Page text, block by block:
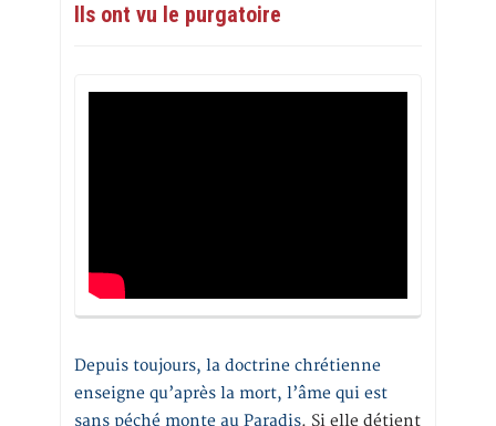
Ils ont vu le purgatoire
Depuis toujours, la doctrine chrétienne
enseigne qu’après la mort, l’âme qui est
sans péché monte au Paradis. Si elle détient